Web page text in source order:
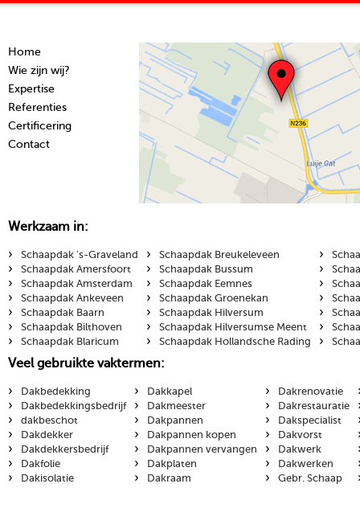
Home
Wie zijn wij?
Expertise
Referenties
Certificering
Contact
Werkzaam in:
›
Schaapdak 's-Graveland
› Schaapdak Amersfoort
› Schaapdak Amsterdam
› Schaapdak Ankeveen
› Schaapdak Baarn
› Schaapdak Bilthoven
› Schaapdak Blaricum
› Schaapdak Breukeleveen
› Schaapdak Bussum
› Schaapdak Eemnes
› Schaapdak Groenekan
› Schaapdak Hilversum
› Schaapdak Hilversumse Meent
› Schaapdak Hollandsche Rading
›
›
›
›
›
›
›
Veel gebruikte vaktermen:
›
Dakbedekking
› Dakbedekkingsbedrijf
› dakbeschot
› Dakdekker
› Dakdekkersbedrijf
› Dakfolie
› Dakisolatie
› Dakkapel
› Dakmeester
› Dakpannen
› Dakpannen kopen
› Dakpannen vervangen
› Dakplaten
› Dakraam
› Dakrenovatie
› Dakrestauratie
› Dakspecialist
› Dakvorst
› Dakwerk
› Dakwerken
› Gebr. Schaap